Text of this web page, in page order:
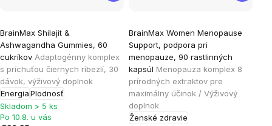
BrainMax Shilajit &
Ashwagandha Gummies, 60
cukríkov Adaptogénny komplex
s príchuťou čiernych ríbezlí, 30
dávok, výživový doplnok
EnergiaPlodnosť
hodnotenie
produktu
je
4,6
z
5
Skladom > 5 ks
Po 10.8. u vás
BrainMax Women Menopause
Support, podpora pri
menopauze, 90 rastlinných
kapsúl Menopauza komplex 8
prírodných extraktov pre
maximálny účinok / Výživový
doplnok
Ženské zdravie
hodnotenie
produktu
je
5,0
z
5